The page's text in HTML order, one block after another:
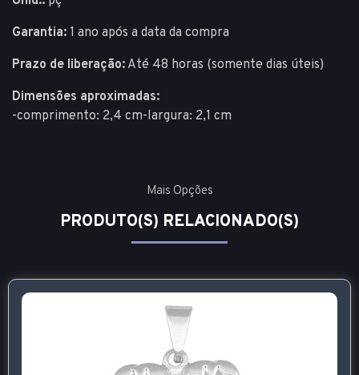
Garantia: 1 ano após a data da compra
Prazo de liberação: Até 48 horas (somente dias úteis)
Dimensões aproximadas:
-comprimento: 2,4 cm-largura: 2,1 cm
Mais Opções
PRODUTO(S) RELACIONADO(S)